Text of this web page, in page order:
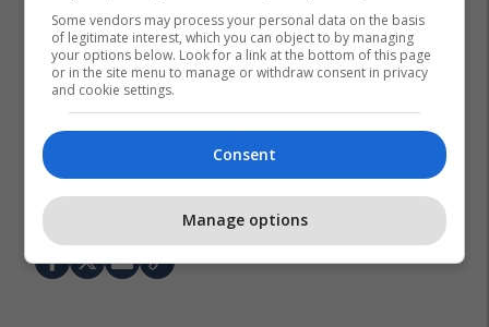
Transferimet Crystal Palace
Newcastle United
Juventus
Some vendors may process your personal data on the basis
of legitimate interest, which you can object to by managing
your options below. Look for a link at the bottom of this page
or in the site menu to manage or withdraw consent in privacy
and cookie settings.
Consent
Manage options